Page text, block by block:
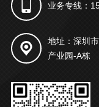
业务专线：
地址：深圳
产业园-A栋